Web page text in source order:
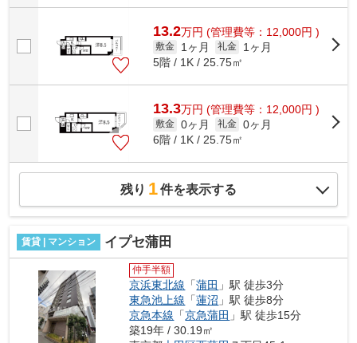
13.2万円 (管理費等：12,000円 )
敷金 1ヶ月 礼金
1ヶ月
5階 / 1K / 25.75㎡
13.3万円 (管理費等：12,000円 )
敷金 0ヶ月 礼金 0ヶ月
6階 / 1K / 25.75㎡
残り 1件を表示する
賃貸 | マンション イプセ蒲田
仲手半額
京浜東北線 「蒲田 」駅 徒歩3分
東急池上線 「蓮沼 」駅 徒歩8分
京急本線 「京急蒲田 」駅 徒歩15分
築19年 / 30.19㎡